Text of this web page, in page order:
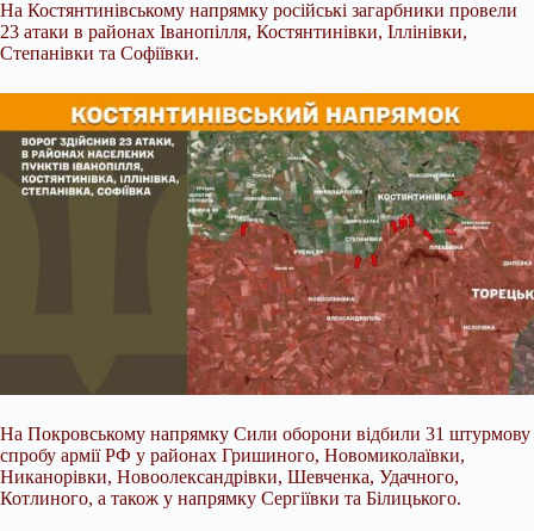
На Костянтинівському напрямку російські загарбники провели
23 атаки в районах Іванопілля, Костянтинівки, Іллінівки,
Степанівки та Софіївки.
На Покровському напрямку Сили оборони відбили 31 штурмову
спробу армії РФ у районах Гришиного, Новомиколаївки,
Никанорівки, Новоолександрівки, Шевченка, Удачного,
Котлиного, а також у напрямку Сергіївки та Білицького.